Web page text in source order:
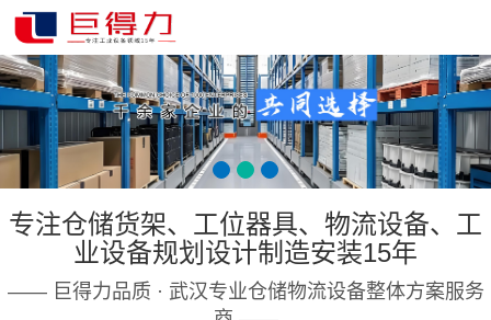
专注仓储货架、工位器具、物流设备、工
业设备规划设计制造安装15年
—— 巨得力品质 · 武汉专业仓储物流设备整体方案服务